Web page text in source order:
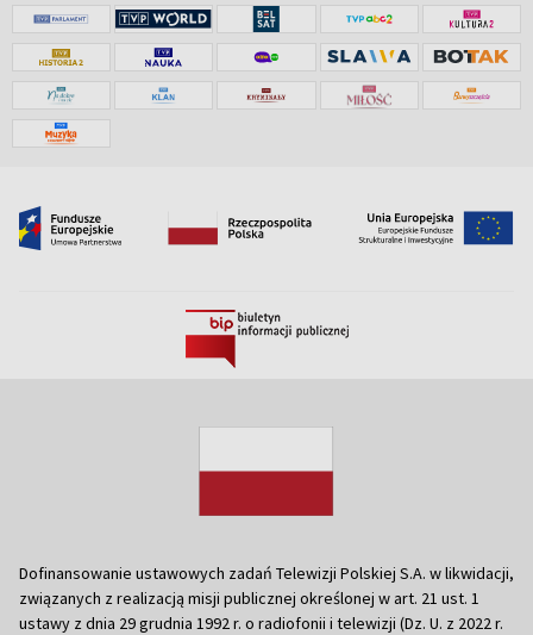
Dofinansowanie ustawowych zadań Telewizji Polskiej S.A. w likwidacji,
związanych z realizacją misji publicznej określonej w art. 21 ust. 1
ustawy z dnia 29 grudnia 1992 r. o radiofonii i telewizji (Dz. U. z 2022 r.